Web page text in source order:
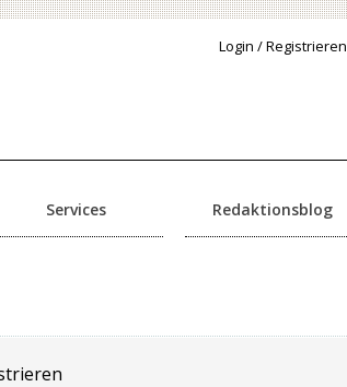
Login / Registrieren
Services Redaktionsblog